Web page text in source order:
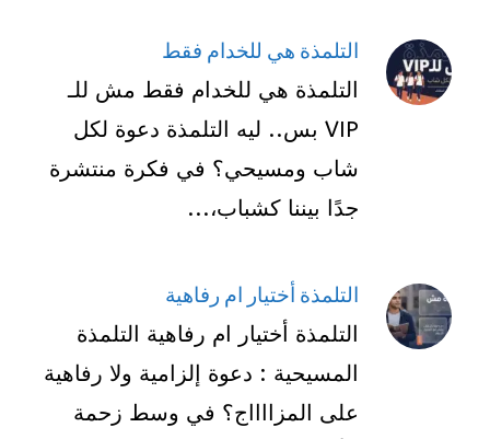
التلمذة هي للخدام فقط
التلمذة هي للخدام فقط مش للـ
VIP بس.. ليه التلمذة دعوة لكل
شاب ومسيحي؟ في فكرة منتشرة
جدًا بيننا كشباب،...
التلمذة أختيار ام رفاهية
التلمذة أختيار ام رفاهية التلمذة
المسيحية : دعوة إلزامية ولا رفاهية
على المزااااج؟ في وسط زحمة